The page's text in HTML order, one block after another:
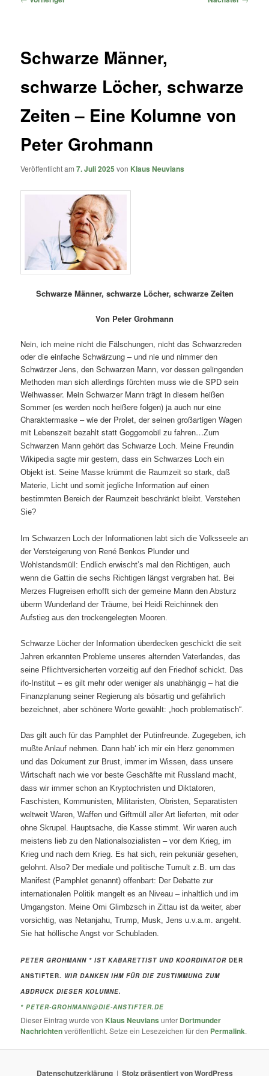
Schwarze Männer,
schwarze Löcher, schwarze
Zeiten – Eine Kolumne von
Peter Grohmann
Veröffentlicht am7. Juli 2025 von Klaus Neuvians
Schwarze Männer, schwarze Löcher, schwarze Zeiten
Von Peter Grohmann
Nein, ich meine nicht die Fälschungen, nicht das Schwarzreden
oder die einfache Schwärzung – und nie und nimmer den
Schwärzer Jens, den Schwarzen Mann, vor dessen gelingenden
Methoden man sich allerdings fürchten muss wie die SPD sein
Weihwasser. Mein Schwarzer Mann trägt in diesem heißen
Sommer (es werden noch heißere folgen) ja auch nur eine
Charaktermaske – wie der Prolet, der seinen großartigen Wagen
mit Lebenszeit bezahlt statt Goggomobil zu fahren…Zum
Schwarzen Mann gehört das Schwarze Loch. Meine Freundin
Wikipedia sagte mir gestern, dass ein Schwarzes Loch ein
Objekt ist. Seine Masse krümmt die Raumzeit so stark, daß
Materie, Licht und somit jegliche Information auf einen
bestimmten Bereich der Raumzeit beschränkt bleibt. Verstehen
Sie?
Im Schwarzen Loch der Informationen labt sich die Volksseele an
der Versteigerung von René Benkos Plunder und
Wohlstandsmüll: Endlich erwischt’s mal den Richtigen, auch
wenn die Gattin die sechs Richtigen längst vergraben hat. Bei
Merzes Flugreisen erhofft sich der gemeine Mann den Absturz
überm Wunderland der Träume, bei Heidi Reichinnek den
Aufstieg aus den trockengelegten Mooren.
Schwarze Löcher der Information überdecken geschickt die seit
Jahren erkannten Probleme unseres alternden Vaterlandes, das
seine Pflichtversicherten vorzeitig auf den Friedhof schickt. Das
ifo-Institut – es gilt mehr oder weniger als unabhängig – hat die
Finanzplanung seiner Regierung als bösartig und gefährlich
bezeichnet, aber schönere Worte gewählt: „hoch problematisch“.
Das gilt auch für das Pamphlet der Putinfreunde. Zugegeben, ich
mußte Anlauf nehmen. Dann hab‘ ich mir ein Herz genommen
und das Dokument zur Brust, immer im Wissen, dass unsere
Wirtschaft nach wie vor beste Geschäfte mit Russland macht,
dass wir immer schon an Kryptochristen und Diktatoren,
Faschisten, Kommunisten, Militaristen, Obristen, Separatisten
weltweit Waren, Waffen und Giftmüll aller Art lieferten, mit oder
ohne Skrupel. Hauptsache, die Kasse stimmt. Wir waren auch
meistens lieb zu den Nationalsozialisten – vor dem Krieg, im
Krieg und nach dem Krieg. Es hat sich, rein pekuniär gesehen,
gelohnt. Also? Der mediale und politische Tumult z.B. um das
Manifest (Pamphlet genannt) offenbart: Der Debatte zur
internationalen Politik mangelt es an Niveau – inhaltlich und im
Umgangston. Meine Omi Glimbzsch in Zittau ist da weiter, aber
vorsichtig, was Netanjahu, Trump, Musk, Jens u.v.a.m. angeht.
Sie hat höllische Angst vor Schubladen.
PETER GROHMANN * IST KABARETTIST UND KOORDINATORDER
ANSTIFTER. WIR DANKEN IHM FÜR DIE ZUSTIMMUNG ZUM
ABDRUCK DIESER KOLUMNE.
* PETER-GROHMANN@DIE-ANSTIFTER.DE
Dieser Eintrag wurde von Klaus Neuvians unter Dortmunder
Nachrichtenveröffentlicht. Setze ein Lesezeichen für den Permalink.
Datenschutzerklärung Stolz präsentiert von WordPress